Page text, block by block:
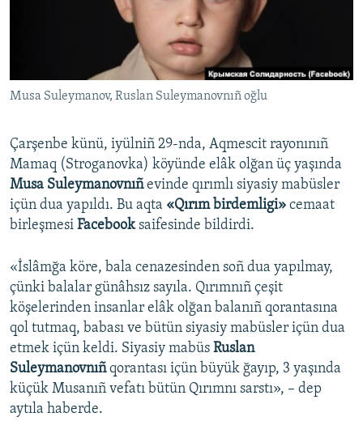
QOŞULIÑIZ!
RFE/RS bütün saytları
Musa Suleymanov, Ruslan Suleymanovnıñ oğlu
Çarşenbe künü, iyülniñ 29-nda, Aqmescit rayonınıñ
Mamaq (Stroganovka) köyünde elâk olğan üç yaşında
Musa Suleymanovnıñevinde qırımlı siyasiy mabüsler
içün dua yapıldı. Bu aqta «Qırım birdemligi» cemaat
birleşmesi Facebooksaifesinde bildirdi.
«İslâmğa köre, bala cenazesinden soñ dua yapılmay,
çünki balalar günâhsız sayıla. Qırımnıñ çeşit
köşelerinden insanlar elâk olğan balanıñ qorantasına
qol tutmaq, babası ve bütün siyasiy mabüsler içün dua
etmek içün keldi. Siyasiy mabüs Ruslan
Suleymanovnıñqorantası içün büyük ğayıp, 3 yaşında
küçük Musanıñ vefatı bütün Qırımnı sarstı», – dep
aytıla haberde.